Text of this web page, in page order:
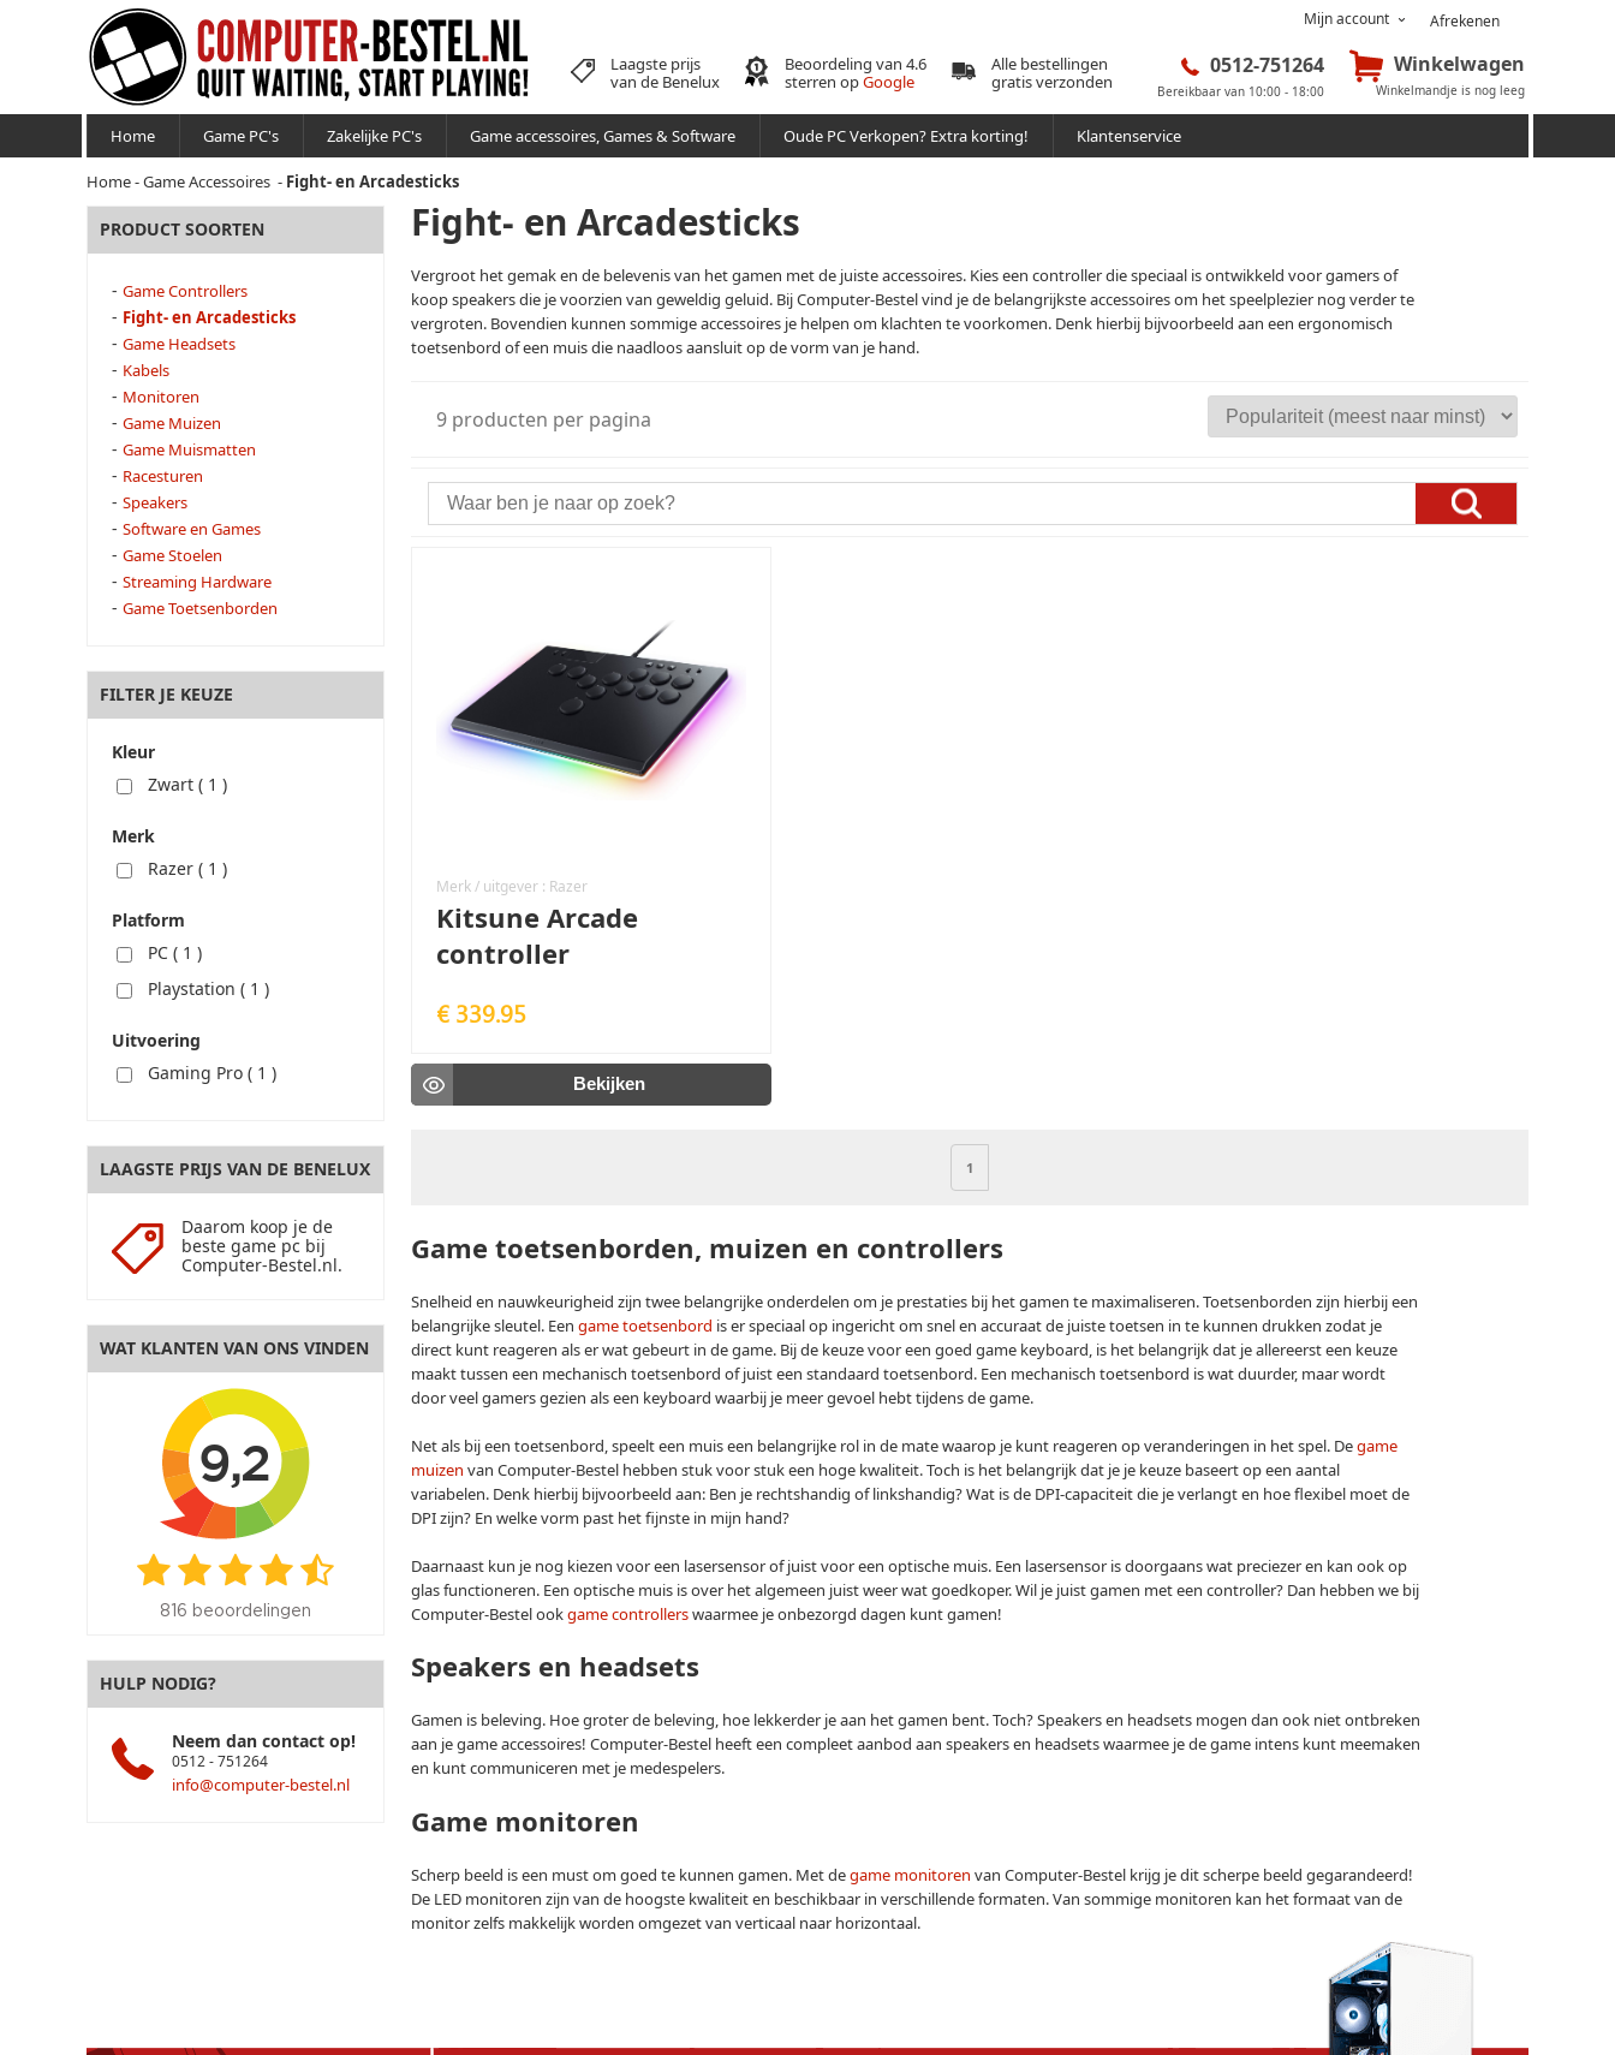
Mijn account Afrekenen
Laagste prijs
van de Benelux
Beoordeling van 4.6
sterren opGoogle
Alle bestellingen
gratis verzonden
0512-751264
Bereikbaar van 10:00 - 18:00
Winkelwagen
Winkelmandje is nog leeg
Home Game PC's Zakelijke PC's Game accessoires, Games & Software Oude PC Verkopen? Extra korting! Klantenservice
Home-Game Accessoires - Fight- en Arcadesticks
PRODUCT SOORTEN
- Game Controllers
- Fight- en Arcadesticks
- Game Headsets
- Kabels
- Monitoren
- Game Muizen
- Game Muismatten
- Racesturen
- Speakers
- Software en Games
- Game Stoelen
- Streaming Hardware
- Game Toetsenborden
FILTER JE KEUZE
Kleur
Zwart ( 1 )
Merk
Razer ( 1 )
Platform
PC ( 1 )
Playstation ( 1 )
Uitvoering
Gaming Pro ( 1 )
LAAGSTE PRIJS VAN DE BENELUX
Daarom koop je de
beste game pc bij
Computer-Bestel.nl.
WAT KLANTEN VAN ONS VINDEN
9,2
816 beoordelingen
HULP NODIG?
Neem dan contact op!
0512 - 751264
info@computer-bestel.nl
Fight- en Arcadesticks
Vergroot het gemak en de belevenis van het gamen met de juiste accessoires. Kies een controller die speciaal is ontwikkeld voor gamers of
koop speakers die je voorzien van geweldig geluid. Bij Computer-Bestel vind je de belangrijkste accessoires om het speelplezier nog verder te
vergroten. Bovendien kunnen sommige accessoires je helpen om klachten te voorkomen. Denk hierbij bijvoorbeeld aan een ergonomisch
toetsenbord of een muis die naadloos aansluit op de vorm van je hand.
9 producten per pagina
Merk / uitgever : Razer
Kitsune Arcade
controller
€ 339.95
Bekijken
1
Game toetsenborden, muizen en controllers
Snelheid en nauwkeurigheid zijn twee belangrijke onderdelen om je prestaties bij het gamen te maximaliseren. Toetsenborden zijn hierbij een
belangrijke sleutel. Een game toetsenbord is er speciaal op ingericht om snel en accuraat de juiste toetsen in te kunnen drukken zodat je
direct kunt reageren als er wat gebeurt in de game. Bij de keuze voor een goed game keyboard, is het belangrijk dat je allereerst een keuze
maakt tussen een mechanisch toetsenbord of juist een standaard toetsenbord. Een mechanisch toetsenbord is wat duurder, maar wordt
door veel gamers gezien als een keyboard waarbij je meer gevoel hebt tijdens de game.
Net als bij een toetsenbord, speelt een muis een belangrijke rol in de mate waarop je kunt reageren op veranderingen in het spel. Degame
muizen van Computer-Bestel hebben stuk voor stuk een hoge kwaliteit. Toch is het belangrijk dat je je keuze baseert op een aantal
variabelen. Denk hierbij bijvoorbeeld aan: Ben je rechtshandig of linkshandig? Wat is de DPI-capaciteit die je verlangt en hoe flexibel moet de
DPI zijn? En welke vorm past het fijnste in mijn hand?
Daarnaast kun je nog kiezen voor een lasersensor of juist voor een optische muis. Een lasersensor is doorgaans wat preciezer en kan ook op
glas functioneren. Een optische muis is over het algemeen juist weer wat goedkoper. Wil je juist gamen met een controller? Dan hebben we bij
Computer-Bestel ookgame controllerswaarmee je onbezorgd dagen kunt gamen!
Speakers en headsets
Gamen is beleving. Hoe groter de beleving, hoe lekkerder je aan het gamen bent. Toch? Speakers en headsets mogen dan ook niet ontbreken
aan je game accessoires! Computer-Bestel heeft een compleet aanbod aan speakers en headsets waarmee je de game intens kunt meemaken
en kunt communiceren met je medespelers.
Game monitoren
Scherp beeld is een must om goed te kunnen gamen. Met degame monitoren van Computer-Bestel krijg je dit scherpe beeld gegarandeerd!
De LED monitoren zijn van de hoogste kwaliteit en beschikbaar in verschillende formaten. Van sommige monitoren kan het formaat van de
monitor zelfs makkelijk worden omgezet van verticaal naar horizontaal.